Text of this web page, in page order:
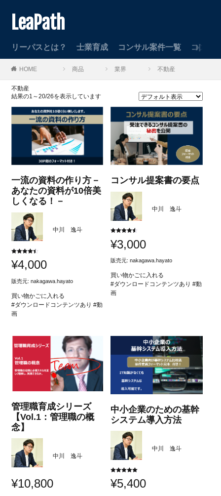
LeaPath
リーパスとは？ 士業育成 コンサル案件一覧 コンサ
HOME 商品 業界 不動産
不動産
結果の1～20/26を表示しています
一流の資料の作り方－
あなたの資料が10倍美
しくなる！－
中川 逸斗
4.50
の評価
¥4,000
販売元: nakagawa.hayato
買い物かごに入れる
#ダウンロードコンテンツあり #動
画
コンサル提案書の要点
中川 逸斗
4.50
の評価
¥3,000
販売元:nakagawa.hayato
買い物かごに入れる
#ダウンロードコンテンツあり #動
画
管理職育成シリーズ
【Vol.1：管理職の概
念】
中川 逸斗
¥10,800
中小企業のための基幹
システム導入方法
中川 逸斗
5.00
の評価
¥5,400